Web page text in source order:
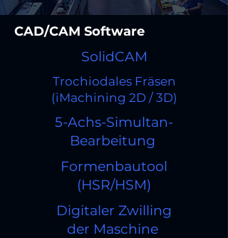
CAD/CAM Software
SolidCAM
Trochiodales Fräsen
(iMachining 2D / 3D)
5-Achs-Simultan-
Bearbeitung
Formenbautool
(HSR/HSM)
Digitaler Zwilling
der Maschine